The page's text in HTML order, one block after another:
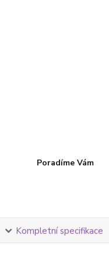
Poradíme Vám
Kompletní specifikace